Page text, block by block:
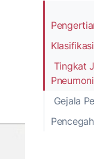
Tingkat
Gejala